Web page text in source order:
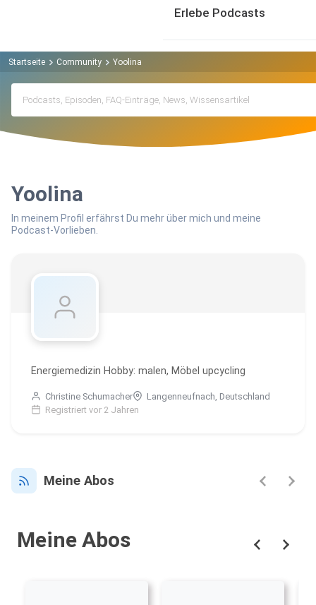
Erlebe Podcasts
Startseite Community Yoolina
Yoolina
In meinem Profil erfährst Du mehr über mich und meine
Podcast-Vorlieben.
Energiemedizin Hobby: malen, Möbel upcycling
Christine Schumacher
Langenneufnach, Deutschland
Registriert vor 2 Jahren
Meine Abos
Meine Abos